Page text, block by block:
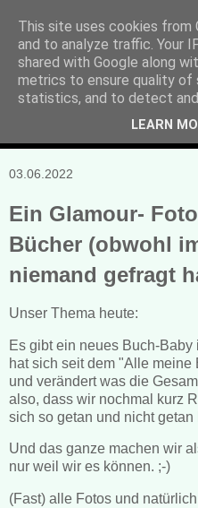
Manuela
Bücher, Blogs & mehr
03.06.2022
Ein Glamour-
Bücher (obwohl
niemand gefragt
Unser Thema heute:
Es gibt ein neues Buch-
hat sich seit dem "Alle
und verändert was die
also, dass wir nochmal kurz
sich so getan und nicht getan
Und das ganze machen wir
nur weil wir es können. ;-)
(Fast) alle Fotos und
This site uses cookies
and to analyze traffic. Your
shared with Google along
metrics to ensure quality of
statistics, and to detect and
LEARN